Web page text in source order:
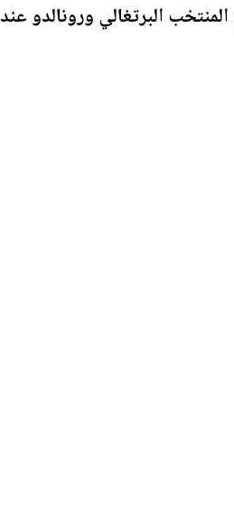
في كأس العالم 2026، فيما انتهت أحلام المنتخب البرتغالي ورونالدو عند